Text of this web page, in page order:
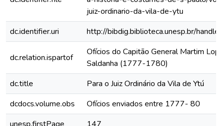
juiz-ordinario-da-vila-de-ytu
dc.identifier.uri
http://bibdig.biblioteca.unesp.br/
dc.relation.ispartof
Ofícios do Capitão General Martim
Saldanha (1777-1780)
dc.title
Para o Juiz Ordinário da Vila de Ytú
dcdocs.volume.obs
Ofícios enviados entre 1777- 80